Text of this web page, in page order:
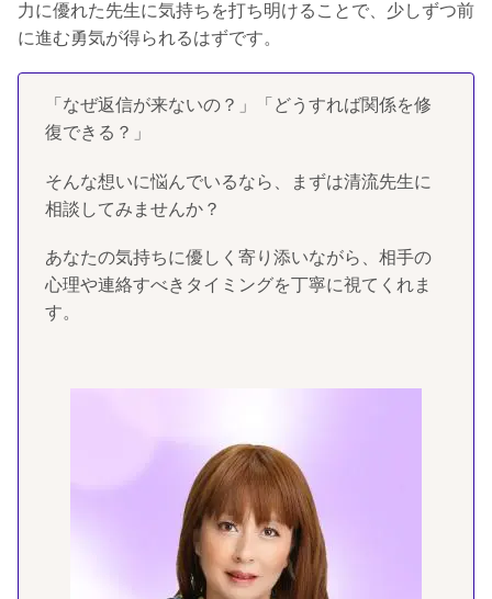
力に優れた先生に気持ちを打ち明けることで、少しずつ前
に進む勇気が得られるはずです。
「なぜ返信が来ないの？」「どうすれば関係を修
復できる？」
そんな想いに悩んでいるなら、まずは清流先生に
相談してみませんか？
あなたの気持ちに優しく寄り添いながら、相手の
心理や連絡すべきタイミングを丁寧に視てくれま
す。